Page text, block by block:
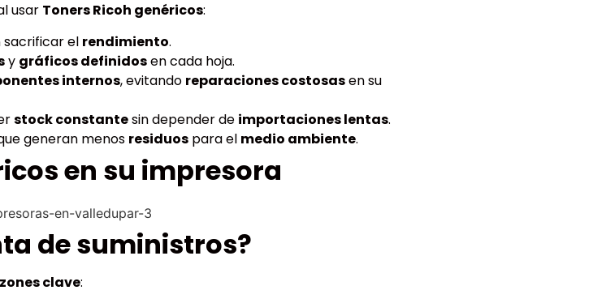
usar Toners Ricoh genéricos:
sacrificar el rendimiento.
y gráficos definidosen cada hoja.
internos, evitando reparaciones costosasen su
stock constantesin depender de importaciones lentas.
generan menos residuos para el medio ambiente.
en su impresora
de suministros?
clave: